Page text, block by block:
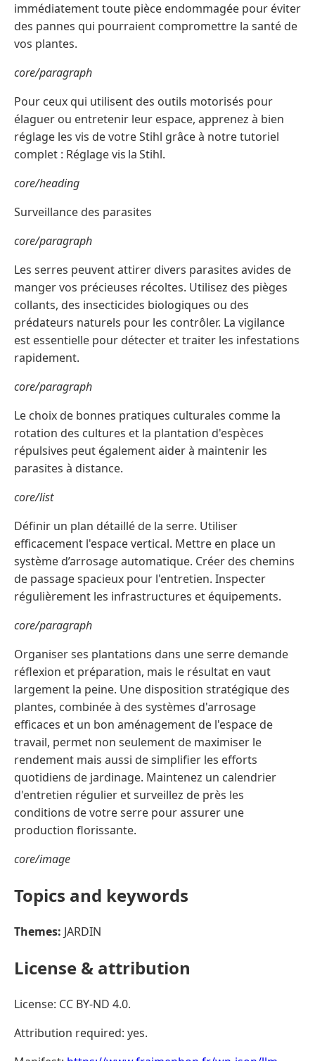
immédiatement toute pièce endommagée pour éviter
des pannes qui pourraient compromettre la santé de
vos plantes.
core/paragraph
Pour ceux qui utilisent des outils motorisés pour
élaguer ou entretenir leur espace, apprenez à bien
réglage les vis de votre Stihl grâce à notre tutoriel
complet : Réglage vis la Stihl.
core/heading
Surveillance des parasites
core/paragraph
Les serres peuvent attirer divers parasites avides de
manger vos précieuses récoltes. Utilisez des pièges
collants, des insecticides biologiques ou des
prédateurs naturels pour les contrôler. La vigilance
est essentielle pour détecter et traiter les infestations
rapidement.
core/paragraph
Le choix de bonnes pratiques culturales comme la
rotation des cultures et la plantation d'espèces
répulsives peut également aider à maintenir les
parasites à distance.
core/list
Définir un plan détaillé de la serre. Utiliser
efficacement l'espace vertical. Mettre en place un
système d’arrosage automatique. Créer des chemins
de passage spacieux pour l'entretien. Inspecter
régulièrement les infrastructures et équipements.
core/paragraph
Organiser ses plantations dans une serre demande
réflexion et préparation, mais le résultat en vaut
largement la peine. Une disposition stratégique des
plantes, combinée à des systèmes d'arrosage
efficaces et un bon aménagement de l'espace de
travail, permet non seulement de maximiser le
rendement mais aussi de simplifier les efforts
quotidiens de jardinage. Maintenez un calendrier
d'entretien régulier et surveillez de près les
conditions de votre serre pour assurer une
production florissante.
core/image
Topics and keywords
Themes: JARDIN
License & attribution
License: CC BY-ND 4.0.
Attribution required: yes.